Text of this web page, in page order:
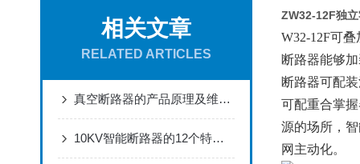
相关文章
RELATED ARTICLES
真空断路器的产品原理及维护了解下呢
10KV智能断路器的12个特点介绍
ZW32-12F独
W32-12F可
断路器能够
断路器可配
可配重合掌
源的场所，
网主动化。